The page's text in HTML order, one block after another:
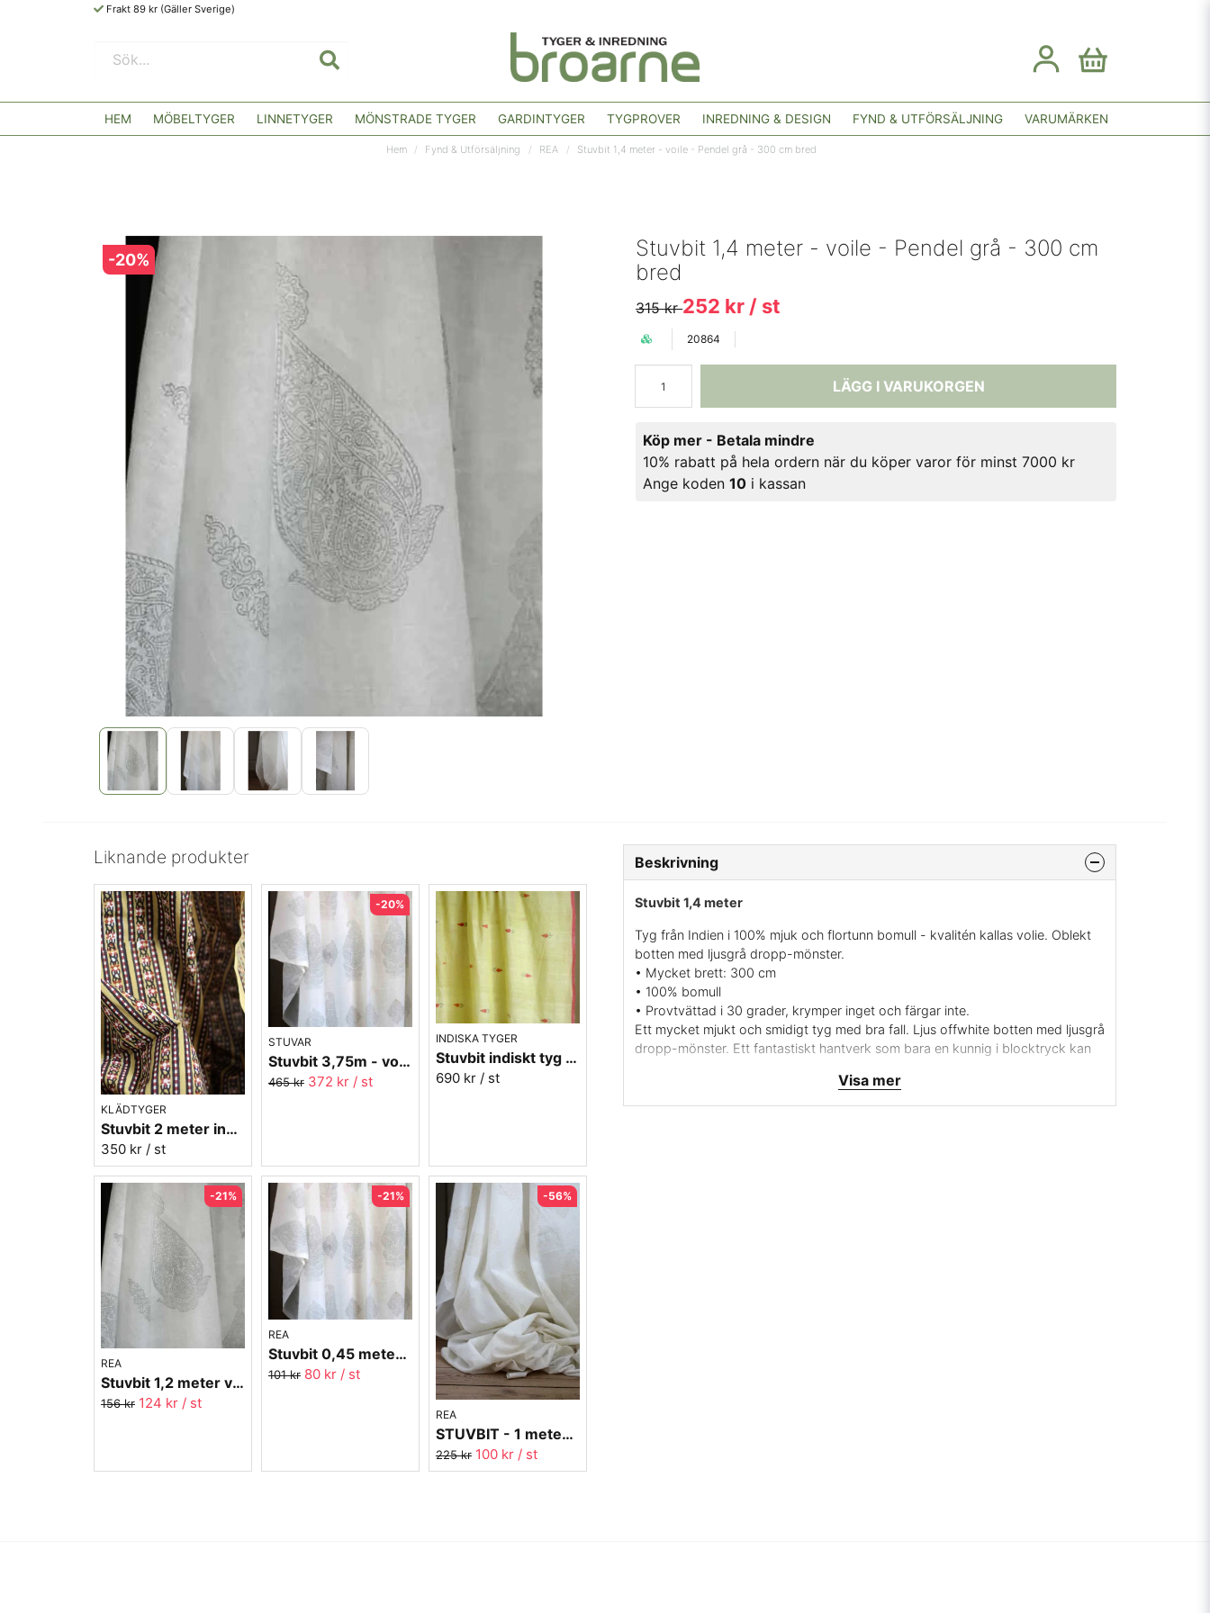
Frakt 89 kr (Gäller Sverige)
HEM MÖBELTYGER LINNETYGER MÖNSTRADE TYGER GARDINTYGER TYGPROVER INREDNING & DESIGN FYND & UTFÖRSÄLJNING VARUMÄRKEN
Hem Fynd & Utförsäljning REA Stuvbit 1,4 meter - voile - Pendel grå - 300 cm bred
-20%
Stuvbit 1,4 meter - voile - Pendel grå - 300 cm
bred
315 kr252 kr / st
20864
LÄGG I VARUKORGEN
Köp mer - Betala mindre
10% rabatt på hela ordern när du köper varor för minst 7000 kr
Ange koden10 i kassan
Liknande produkter
KLÄDTYGER
Stuvbit 2 meter indisk bomull - gul-röd
350 kr / st
STUVAR
Stuvbit 3,75m - voile - Paisley grå - 150 cm bred
465 kr 372 kr / st
-20%
INDISKA TYGER
Stuvbit indiskt tyg - 2,7 meter nr.9
690 kr / st
REA
Stuvbit 1,2 meter voile - Pendel grå - 150 cm bred
156 kr 124 kr / st
-21%
REA
Stuvbit 0,45 meter voile - Paisley grå - 300 cm bred
101 kr 80 kr / st
-21%
REA
STUVBIT - 1 meter - Voile Paisley Beige - 300 cm bred
225 kr 100 kr / st
-56%
Beskrivning
Stuvbit 1,4meter
Tyg från Indien i 100% mjuk och flortunn bomull - kvalitén kallas volie. Oblekt
botten med ljusgrå dropp-mönster.
• Mycket brett: 300 cm
• 100% bomull
• Provtvättad i 30 grader, krymper inget och färgar inte.
Ett mycket mjukt och smidigt tyg med bra fall. Ljus offwhite botten med ljusgrå
dropp-mönster. Ett fantastiskt hantverk som bara en kunnig i blocktryck kan
Det här tyget är så mjukt och behagligt så man kan sy mjuka sjalar av det eller
kläder med stor vidd. Man kan även ha det som tunna gardiner, trycket går
Visa mer